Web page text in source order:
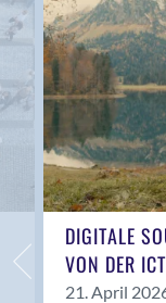
Anwil
Appenzell
Au SG
Baar
Baden
Balsthal
Balzers
Basel
Bassersdorf
Belp
DIGITALE
VON DER
21. April